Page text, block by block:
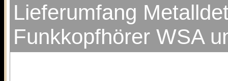
Lieferumfang
Funkkopfhörer WSA